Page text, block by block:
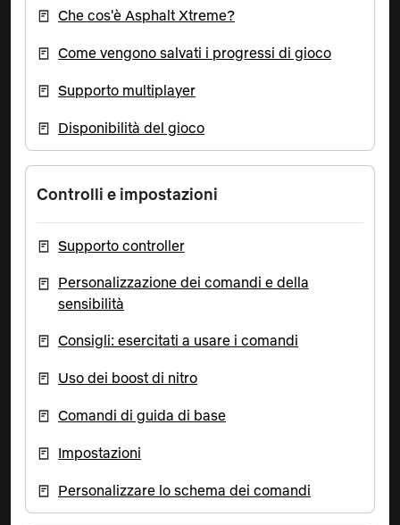
Che cos'è Asphalt Xtreme?
Come vengono salvati i progressi di gioco
Supporto multiplayer
Disponibilità del gioco
Controlli e impostazioni
Supporto controller
Personalizzazione dei comandi e della
sensibilità
Consigli: esercitati a usare i comandi
Uso dei boost di nitro
Comandi di guida di base
Impostazioni
Personalizzare lo schema dei comandi